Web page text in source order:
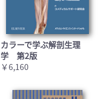
カラーで学ぶ解剖生理
学 第2版
￥6,160